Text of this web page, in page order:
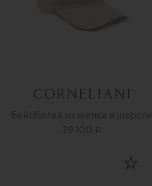
Бейсболка из шелка и шерсти
39 100 ₽